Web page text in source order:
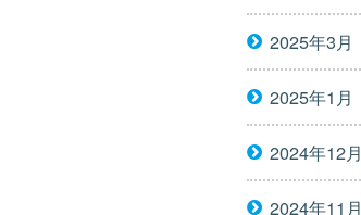
2025年3月
2025年1月
2024年12月
2024年11月